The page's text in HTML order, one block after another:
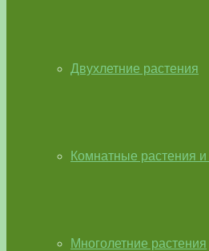
Двухлетние растения
Комнатные растения
Многолетние растения